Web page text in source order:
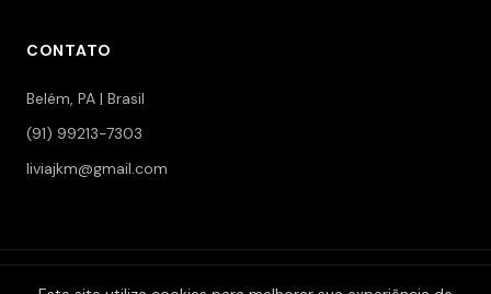
CONTATO
Belém, PA | Brasil
(91) 99213-7303
liviajkm@gmail.com
© 2006-2026 Jokerman — Branding & Marketing. Todos os